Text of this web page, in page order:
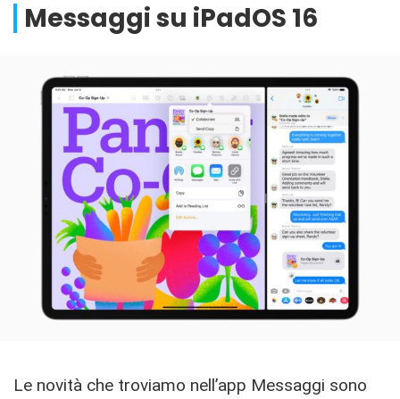
Messaggi su iPadOS 16
Le novità che troviamo nell’app Messaggi sono